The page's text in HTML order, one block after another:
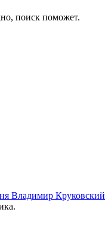
поиск поможет.
Владимир Круковский